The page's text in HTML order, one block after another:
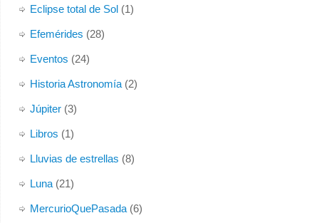
Eclipse total de Sol(1)
Efemérides (28)
Eventos (24)
Historia Astronomía(2)
Júpiter(3)
Libros (1)
Lluvias de estrellas (8)
Luna(21)
MercurioQuePasada(6)